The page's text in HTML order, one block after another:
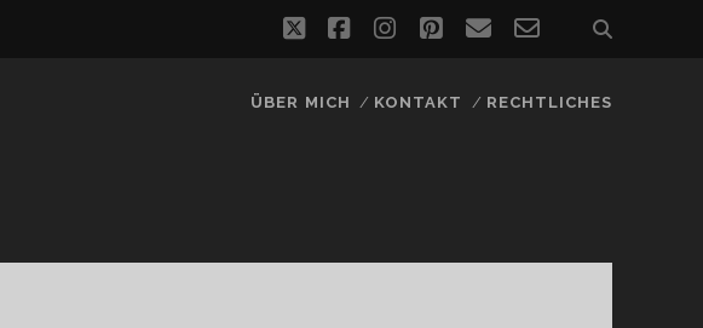
twitterfacebookinstagram
pinterest
emailemail-
ÜBER MICH KONTAKT RECHTLICHES